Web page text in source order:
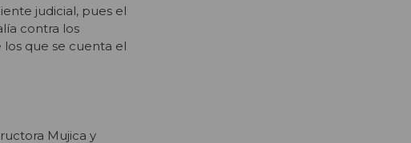
judicial, pues el
contra los
que se cuenta el
Mujica y